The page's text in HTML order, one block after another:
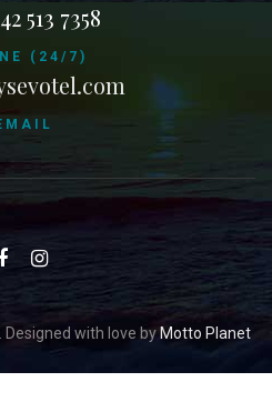
513 7358
(24/7)
. Designed with love by Motto Planet